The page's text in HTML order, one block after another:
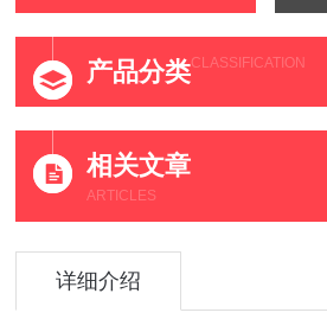
产品分类CLASSIFICATION
相关文章
ARTICLES
详细介绍